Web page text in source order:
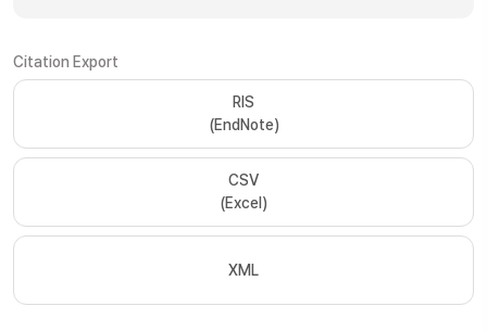
Citation Export
RIS
(EndNote)
CSV
(Excel)
XML